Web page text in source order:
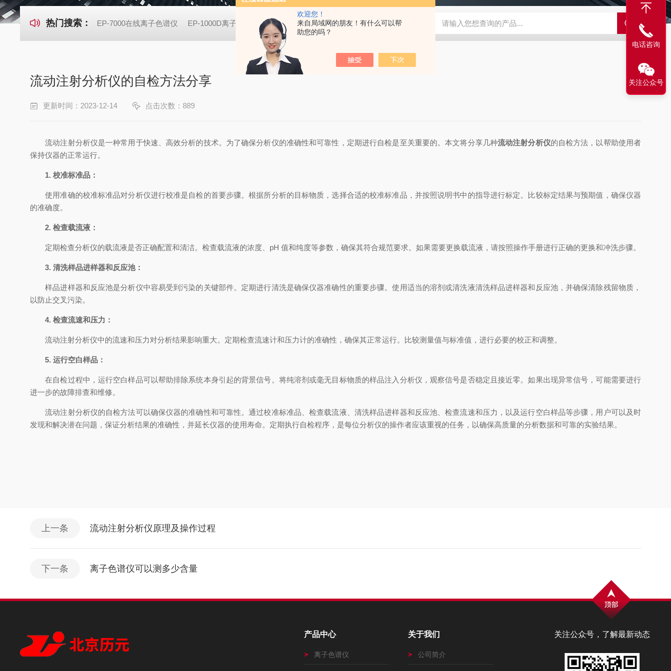
欢迎您！
来自局域网的朋友！有什么可以帮
助您的吗？
热门搜索： EP-7000在线离子色谱仪 EP-1000D离子色谱仪 EP-6000离子色谱仪 EP-600DDC便携离子色谱仪 LX-60LX-60淋洗液发生器 EPFIA-120全自动流动注射分析仪
流动注射分析仪的自检方法分享
更新时间：2023-12-14 点击次数：889
流动注射分析仪是一种常用于快速、高效分析的技术。为了确保分析仪的准确性和可靠性，定期进行自检是至关重要的。本文将分享几种流动注射分析仪的自检方法，以帮助使用者
保持仪器的正常运行。
1. 校准标准品：
使用准确的校准标准品对分析仪进行校准是自检的首要步骤。根据所分析的目标物质，选择合适的校准标准品，并按照说明书中的指导进行标定。比较标定结果与预期值，确保仪器
的准确度。
2. 检查载流液：
定期检查分析仪的载流液是否正确配置和清洁。检查载流液的浓度、pH 值和纯度等参数，确保其符合规范要求。如果需要更换载流液，请按照操作手册进行正确的更换和冲洗步骤。
3. 清洗样品进样器和反应池：
样品进样器和反应池是分析仪中容易受到污染的关键部件。定期进行清洗是确保仪器准确性的重要步骤。使用适当的溶剂或清洗液清洗样品进样器和反应池，并确保清除残留物质，
以防止交叉污染。
4. 检查流速和压力：
流动注射分析仪中的流速和压力对分析结果影响重大。定期检查流速计和压力计的准确性，确保其正常运行。比较测量值与标准值，进行必要的校正和调整。
5. 运行空白样品：
在自检过程中，运行空白样品可以帮助排除系统本身引起的背景信号。将纯溶剂或毫无目标物质的样品注入分析仪，观察信号是否稳定且接近零。如果出现异常信号，可能需要进行
进一步的故障排查和维修。
流动注射分析仪的自检方法可以确保仪器的准确性和可靠性。通过校准标准品、检查载流液、清洗样品进样器和反应池、检查流速和压力，以及运行空白样品等步骤，用户可以及时
发现和解决潜在问题，保证分析结果的准确性，并延长仪器的使用寿命。定期执行自检程序，是每位分析仪的操作者应该重视的任务，以确保高质量的分析数据和可靠的实验结果。
上一条 流动注射分析仪原理及操作过程
下一条 离子色谱仪可以测多少含量
关注公众号，了解最新动态
产品中心
离子色谱仪
关于我们
公司简介
电话咨询
关注公众号